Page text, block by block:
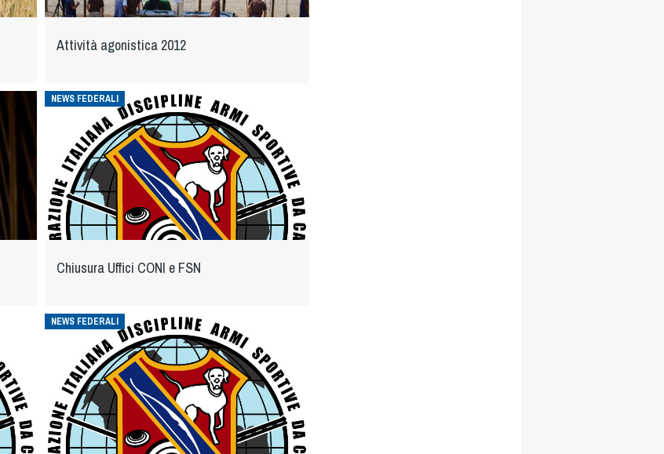
Attività agonistica 2012
NEWS FEDERALI
Chiusura Uffici CONI e FSN
NEWS FEDERALI